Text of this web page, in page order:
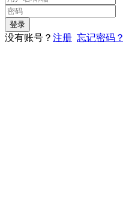
没有账号？ 注册 忘记密码？